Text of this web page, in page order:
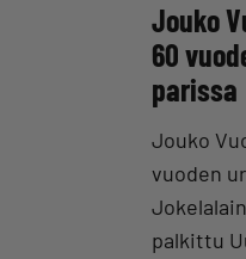
Jouko
60
parissa
Jouko
vuoden
palkittu